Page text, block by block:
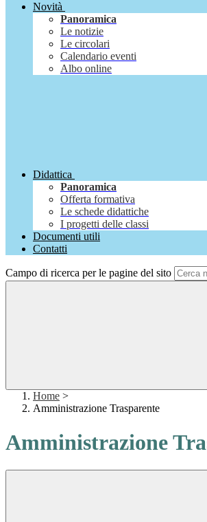
Novità
Panoramica
Le notizie
Le circolari
Calendario eventi
Albo online
Didattica
Panoramica
Offerta formativa
Le schede didattiche
I progetti delle classi
Documenti utili
Contatti
Campo di ricerca per le pagine del sito
Home >
Amministrazione Trasparente
Amministrazione